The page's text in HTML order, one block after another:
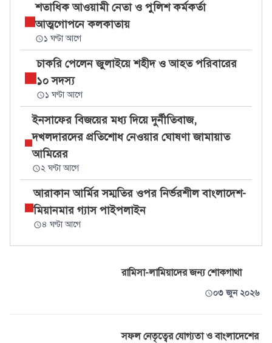
শতাধিক আওয়ামী নেতা ও পুলিশ কর্মকর্তা
আত্মগোপনে কলকাতায়
১ ঘণ্টা আগে
চাকরি পেলেন জুলাইয়ে শহীদ ও আহত পরিবারের
১০ সদস্য
১ ঘণ্টা আগে
ইনসাফের বিজয়ের মধ্য দিয়ে দুর্নীতিবাজ,
দখলদারদের প্রতিশোধ নেওয়ার ঘোষণা জামায়াত
আমিরের
২ ঘণ্টা আগে
আরাকান আর্মির সম্মতির ওপর নির্ভরশীল বাংলাদেশ-
মিয়ানমার গ্যাস পাইপলাইন
৪ ঘণ্টা আগে
রামিসা-লামিয়াদের জন্য শোকগাথা
০৩ জুন ২০২৬
সফল নেতৃত্বের যোগ্যতা ও বাংলাদেশের